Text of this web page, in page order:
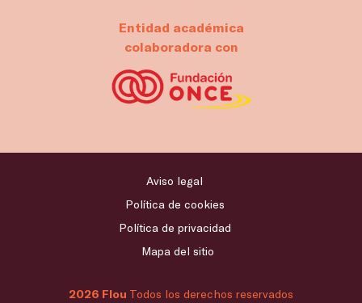
Entidad académica
colaboradora con
2026 Flou Todos los derechos reservados
Aviso legal
Política de cookies
Política de privacidad
Mapa del sitio